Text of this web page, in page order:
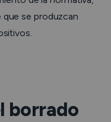
se produzcan
borrado